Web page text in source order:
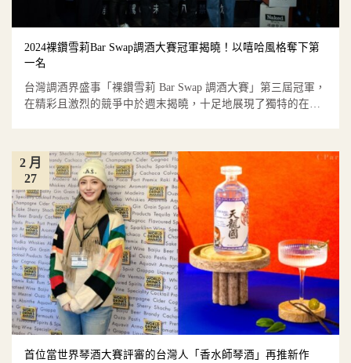
2024裸鑽雪莉Bar Swap調酒大賽冠軍揭曉！以嘻哈風格奪下第
一名
台灣調酒界盛事「裸鑽雪莉 Bar Swap 調酒大賽」第三屆冠軍，
在精彩且激烈的競爭中於週末揭曉，十足地展現了獨特的在
首位當世界琴酒大賽評審的台灣人「香水師琴酒」再推新作
27
2 月